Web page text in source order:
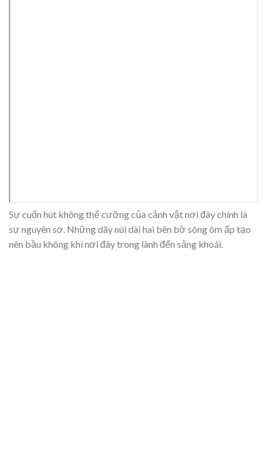
Sự cuốn hút không thể cưỡng của cảnh vật nơi đây chính là
sự nguyên sơ. Những dãy núi dài hai bên bờ sông ôm ấp tạo
nên bầu không khí nơi đây trong lành đến sảng khoái.